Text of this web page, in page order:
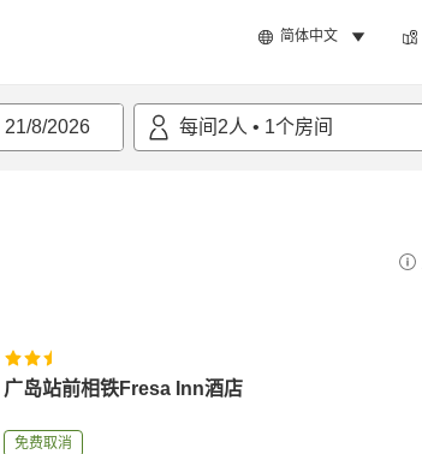
简体中文
21/8/2026 每间 2人 • 1个房间
广岛站前相铁Fresa Inn酒店
免费取消